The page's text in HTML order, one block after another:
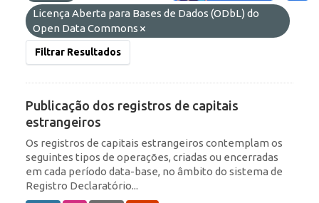
Licença Aberta para Bases de Dados (ODbL) do
Open Data Commons
Filtrar Resultados
Publicação dos registros de capitais
estrangeiros
Os registros de capitais estrangeiros contemplam os
seguintes tipos de operações, criadas ou encerradas
em cada período data-base, no âmbito do sistema de
Registro Declaratório...